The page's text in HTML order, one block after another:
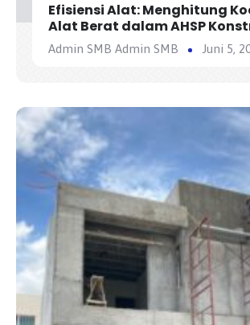
Efisiensi Alat: Menghitung
Alat Berat dalam AHSP
Jalan
Admin SMB Admin SMB Juni 5,